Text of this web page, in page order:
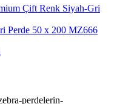
Çift Renk Siyah-Gri
Perde 50 x 200 MZ666
perdelerin-